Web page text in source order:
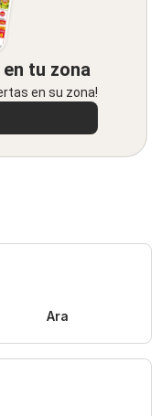
tu zona
en su zona!
Ara